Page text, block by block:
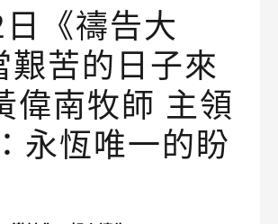
《禱告大
艱苦的日子來
偉南牧師 主領
永恆唯一的盼